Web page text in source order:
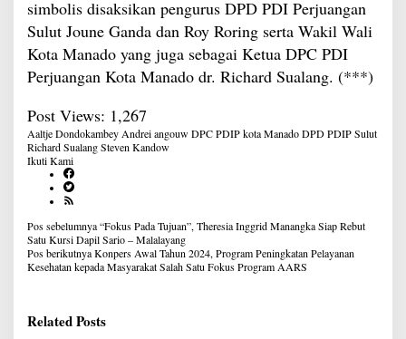
simbolis disaksikan pengurus DPD PDI Perjuangan
Sulut Joune Ganda dan Roy Roring serta Wakil Wali
Kota Manado yang juga sebagai Ketua DPC PDI
Perjuangan Kota Manado dr. Richard Sualang. (***)
Post Views: 1,267
Aaltje Dondokambey Andrei angouwDPC PDIP kota ManadoDPD PDIP Sulut
Richard SualangSteven Kandow
Ikuti Kami
Navigasi
pos
Pos sebelumnya“Fokus Pada Tujuan”, Theresia Inggrid Manangka Siap Rebut
Satu Kursi Dapil Sario – Malalayang
Pos berikutnyaKonpers Awal Tahun 2024, Program Peningkatan Pelayanan
Kesehatan kepada Masyarakat Salah Satu Fokus Program AARS
Related Posts